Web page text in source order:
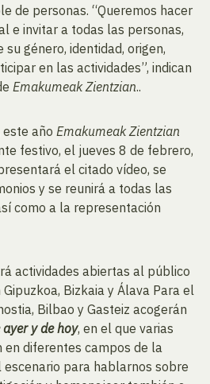
de personas. “Queremos hacer
e invitar a todas las personas,
género, identidad, origen,
en las actividades”, indican
Emakumeak Zientzian..
año Emakumeak Zientzian
festivo, el jueves 8 de febrero,
el citado vídeo, se
y se reunirá a todas las
como a la representación
actividades abiertas al público
Bizkaia y Álava Para el
Bilbao y Gasteiz acogerán
y de hoy, en el que varias
diferentes campos de la
para hablarnos sobre